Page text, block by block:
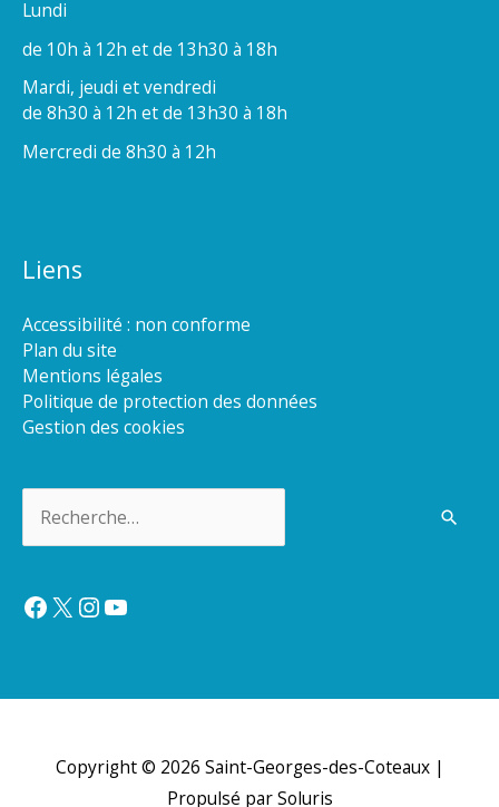
Lundi
de 10h à 12h et de 13h30 à 18h
Mardi, jeudi et vendredi
de 8h30 à 12h et de 13h30 à 18h
Mercredi de 8h30 à 12h
Liens
Accessibilité : non conforme
Plan du site
Mentions légales
Politique de protection des données
Gestion des cookies
Facebook
X Instagram
YouTube
Copyright © 2026 Saint-Georges-des-Coteaux|
Propulsé par Soluris